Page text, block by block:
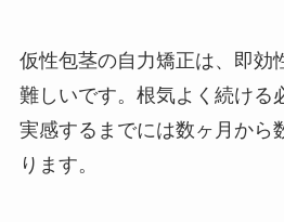
仮性包茎の自力矯正は、即効
難しいです。根気よく続ける
実感するまでには数ヶ月から
ります。